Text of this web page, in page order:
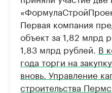
Первая компания
объект за 1,82 млрд
1,83 млрд рублей. В
года торги на
вновь. Управление
строительства